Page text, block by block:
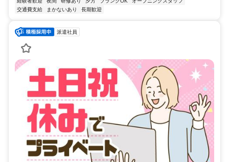
交通費支給
まかないあり 長期歓迎
派遣社員